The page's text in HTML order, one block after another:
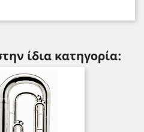
ίδια κατηγορία: